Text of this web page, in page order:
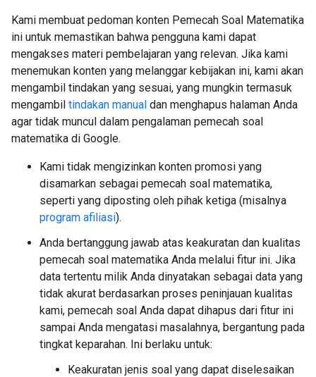
Kami membuat pedoman konten Pemecah Soal Matematika
ini untuk memastikan bahwa pengguna kami dapat
mengakses materi pembelajaran yang relevan. Jika kami
menemukan konten yang melanggar kebijakan ini, kami akan
mengambil tindakan yang sesuai, yang mungkin termasuk
mengambil tindakan manual dan menghapus halaman Anda
agar tidak muncul dalam pengalaman pemecah soal
matematika di Google.
Kami tidak mengizinkan konten promosi yang
disamarkan sebagai pemecah soal matematika,
seperti yang diposting oleh pihak ketiga (misalnya
program afiliasi).
Anda bertanggung jawab atas keakuratan dan kualitas
pemecah soal matematika Anda melalui fitur ini. Jika
data tertentu milik Anda dinyatakan sebagai data yang
tidak akurat berdasarkan proses peninjauan kualitas
kami, pemecah soal Anda dapat dihapus dari fitur ini
sampai Anda mengatasi masalahnya, bergantung pada
tingkat keparahan. Ini berlaku untuk:
Keakuratan jenis soal yang dapat diselesaikan